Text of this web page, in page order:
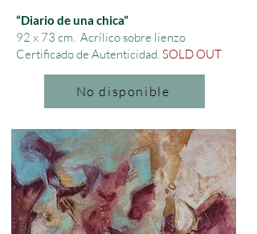
“Diario de una chica”
92 x 73 cm. Acrílico sobre lienzo
Certificado de Autenticidad. SOLD OUT
No disponible